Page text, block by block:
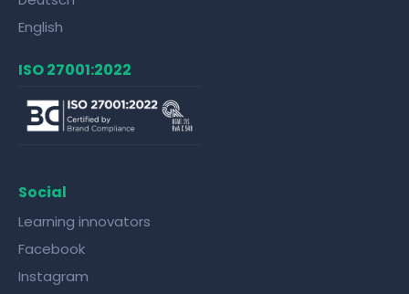
English
ISO 27001:2022
Social
Learning innovators
Facebook
Instagram